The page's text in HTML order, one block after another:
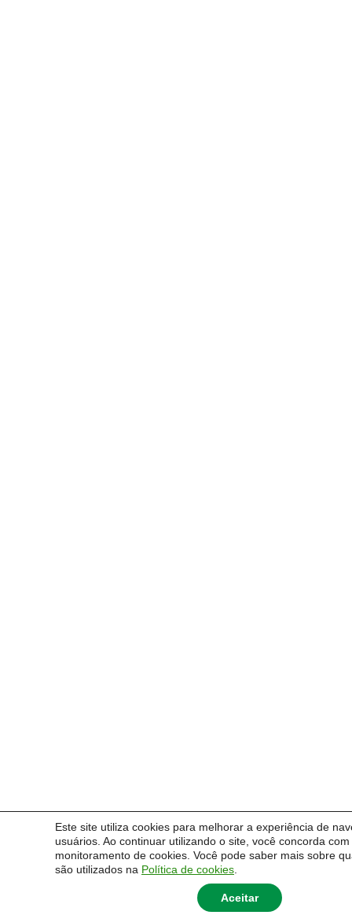
Este site utiliza cookies para melhorar a experiência de
usuários. Ao continuar utilizando o site, você concorda
monitoramento de cookies. Você pode saber mais sobre
são utilizados na Política de cookies
Aceitar